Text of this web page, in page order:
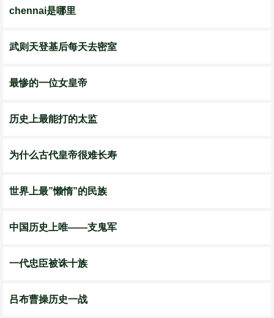
chennai是哪里
武则天登基后每天去密室
最惨的一位女皇帝
历史上最能打的太监
为什么古代皇帝很难长寿
世界上最”懒惰”的民族
中国历史上唯——支鬼军
一代忠臣被诛十族
吕布曹操历史一战